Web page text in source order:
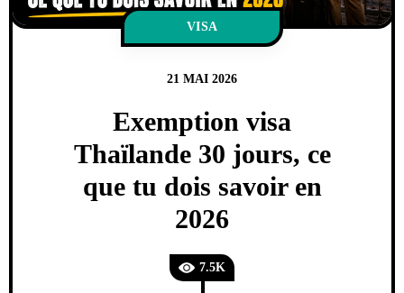
VISA
21 MAI 2026
Exemption visa
Thaïlande 30 jours, ce
que tu dois savoir en
2026
7.5K